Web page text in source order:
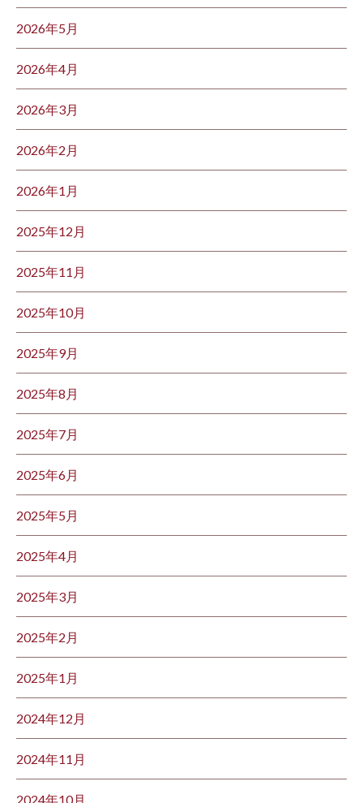
2026年5月
2026年4月
2026年3月
2026年2月
2026年1月
2025年12月
2025年11月
2025年10月
2025年9月
2025年8月
2025年7月
2025年6月
2025年5月
2025年4月
2025年3月
2025年2月
2025年1月
2024年12月
2024年11月
2024年10月